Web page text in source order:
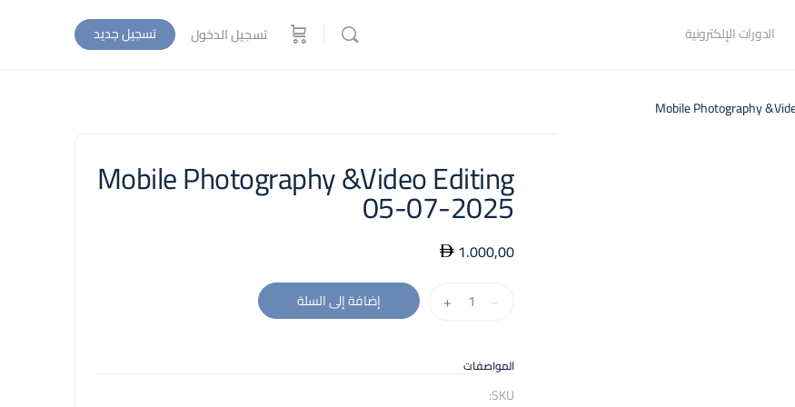
الدورات الإلكترونية تسجيل الدخول تسجيل جديد
Mobile Photography &Video Editing
05-07-2025
1.000,00
&Video
Editing
-
+ إضافة إلى السلة
المواصفات
SKU: